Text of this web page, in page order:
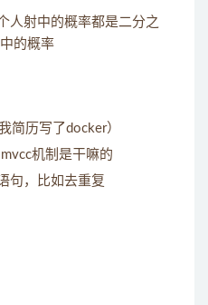
人射中的概率都是二分之
的概率
简历写了docker）
机制是干嘛的
句，比如去重复